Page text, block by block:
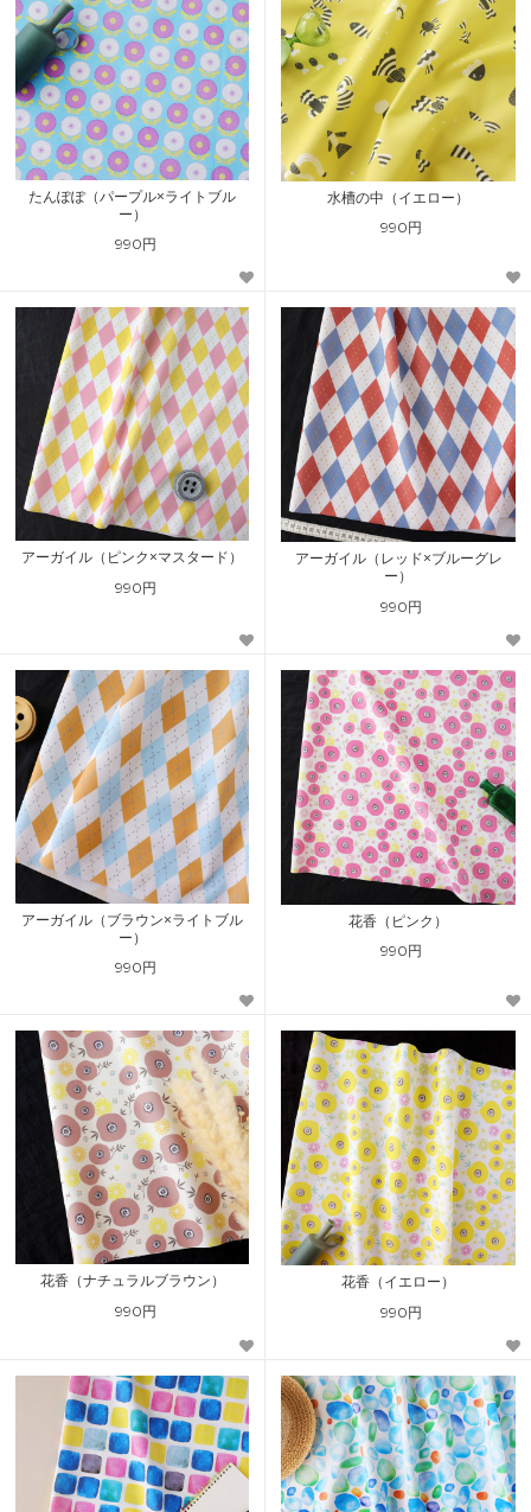
たんぽぽ（パープル×ライトブル
ー）
990円
水槽の中（イエロー）
990円
アーガイル（ピンク×マスタード）
990円
アーガイル（レッド×ブルーグレ
ー）
990円
アーガイル（ブラウン×ライトブル
ー）
990円
花香（ピンク）
990円
花香（ナチュラルブラウン）
990円
花香（イエロー）
990円